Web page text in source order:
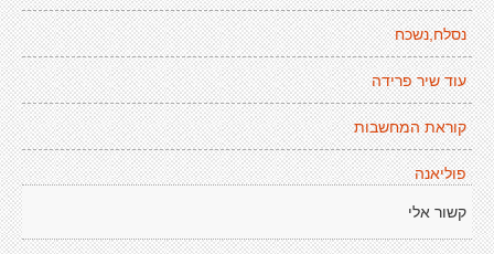
נסלח,נשכח
עוד שיר פרידה
קוראת המחשבות
פוליאנה
קשור אלי